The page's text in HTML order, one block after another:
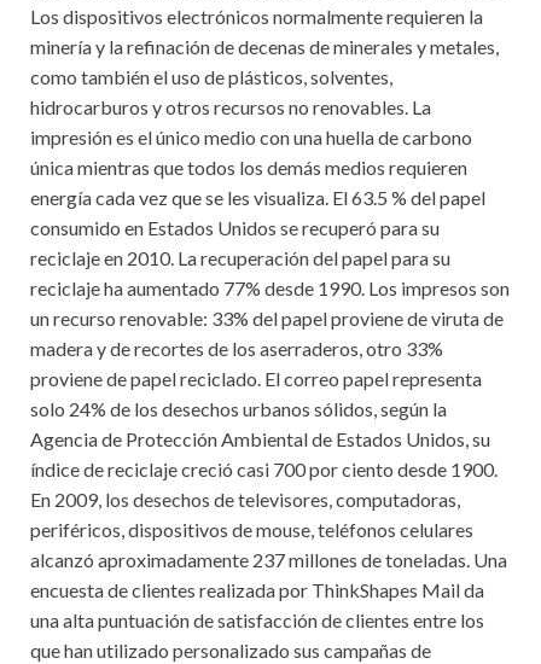
Los dispositivos electrónicos normalmente requieren la
minería y la refinación de decenas de minerales y metales,
como también el uso de plásticos, solventes,
hidrocarburos y otros recursos no renovables. La
impresión es el único medio con una huella de carbono
única mientras que todos los demás medios requieren
energía cada vez que se les visualiza. El 63.5 % del papel
consumido en Estados Unidos se recuperó para su
reciclaje en 2010. La recuperación del papel para su
reciclaje ha aumentado 77% desde 1990. Los impresos son
un recurso renovable: 33% del papel proviene de viruta de
madera y de recortes de los aserraderos, otro 33%
proviene de papel reciclado. El correo papel representa
solo 24% de los desechos urbanos sólidos, según la
Agencia de Protección Ambiental de Estados Unidos, su
índice de reciclaje creció casi 700 por ciento desde 1900.
En 2009, los desechos de televisores, computadoras,
periféricos, dispositivos de mouse, teléfonos celulares
alcanzó aproximadamente 237 millones de toneladas. Una
encuesta de clientes realizada por ThinkShapes Mail da
una alta puntuación de satisfacción de clientes entre los
que han utilizado personalizado sus campañas de